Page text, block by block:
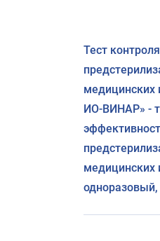
Тест
медицинских
ИО-ВИНАР» -
медицинских
одноразовый,